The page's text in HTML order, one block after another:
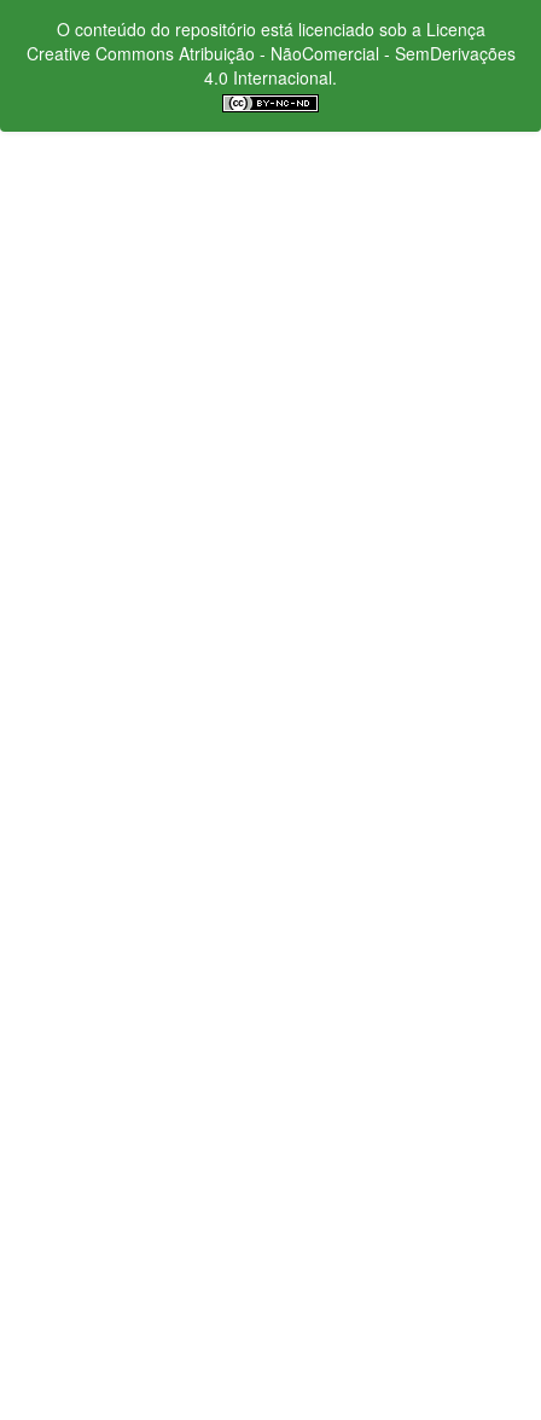
O conteúdo do repositório está licenciado sob a Licença
Creative CommonsAtribuição - NãoComercial - SemDerivações
4.0 Internacional.